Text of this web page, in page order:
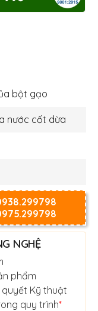
bột gạo
nước cốt dừa
NGHỆ
phẩm
quyết Kỹ thuật
quy trình*